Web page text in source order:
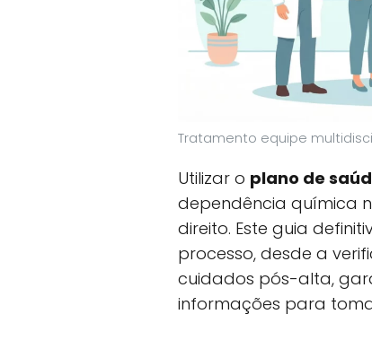
Tratamento equipe
Utilizar o plano de
dependência química
direito. Este guia
processo, desde a
cuidados pós-alta,
informações para